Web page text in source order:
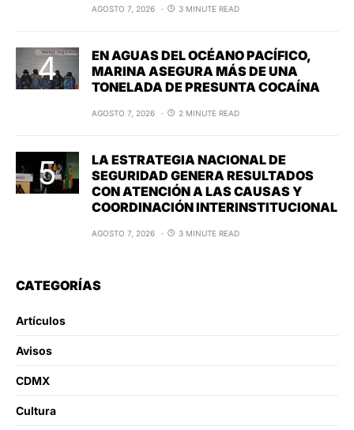
AGOSTO 7, 2026 3 MINUTE READ
EN AGUAS DEL OCÉANO PACÍFICO,
MARINA ASEGURA MÁS DE UNA
TONELADA DE PRESUNTA COCAÍNA
AGOSTO 7, 2026 2 MINUTE READ
LA ESTRATEGIA NACIONAL DE
SEGURIDAD GENERA RESULTADOS
CON ATENCIÓN A LAS CAUSAS Y
COORDINACIÓN INTERINSTITUCIONAL
AGOSTO 7, 2026 3 MINUTE READ
CATEGORÍAS
Artículos
Avisos
CDMX
Cultura